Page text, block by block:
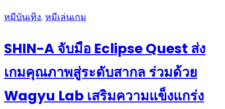
Posted
หมีบันเทิง, หมีเล่นเกม
SHIN-A จับมือ Eclipse Quest ส่ง
เกมคุณภาพสู่ระดับสากล ร่วมด้วย
Wagyu Lab เสริมความแข็งแกร่ง